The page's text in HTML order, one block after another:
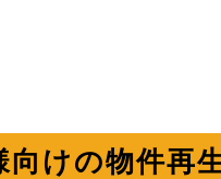
向けの物件再